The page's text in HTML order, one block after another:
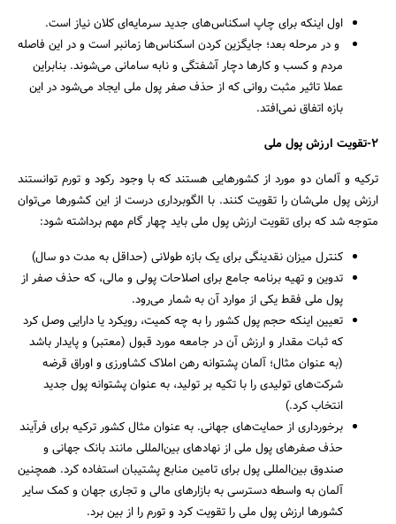
جستجو
اول اینکه برای چاپ اسکناس‌های جدید سرمایه‌ای کلان نیاز است.
و در مرحله بعد؛ جایگزین کردن اسکناس‌ها زمانبر است و در این فاصله
مردم و کسب و کارها دچار آشفتگی و نابه سامانی می‌شوند. بنابراین
عملا تاثیر مثبت روانی که از حذف صفر پول ملی ایجاد می‌شود در این
بازه اتفاق نمی‌افتد.
2-تقویت ارزش پول ملی
ترکیه و آلمان دو مورد از کشورهایی هستند که با وجود رکود و تورم توانستند
ارزش پول ملی‌شان را تقویت کنند. با الگوبرداری درست از این کشورها می‌توان
متوجه شد که برای تقویت ارزش پول ملی باید چهار گام مهم برداشته شود:
کنترل میزان نقدینگی برای یک بازه طولانی (حداقل به مدت دو سال)
تدوین و تهیه برنامه جامع برای اصلاحات پولی و مالی، که حذف صفر از
پول ملی فقط یکی از موارد آن به شمار می‌رود.
تعیین اینکه حجم پول کشور را به چه کمیت، رویکرد یا دارایى وصل کرد
که ثبات مقدار و ارزش آن در جامعه مورد قبول (معتبر) و پایدار باشد
(به عنوان مثال؛ آلمان پشتوانه رهن املاک کشاورزى و اوراق قرضه
شرکت‌هاى تولیدى را با تکیه بر تولید، به عنوان پشتوانه پول جدید
انتخاب کرد.)
برخورداری از حمایت‌های جهانی. به عنوان مثال کشور ترکیه برای فرآیند
حذف صفرهای پول ملی از نهادهاى بین‌المللى مانند بانک جهانى و
صندوق بین‌المللی پول براى تامین منابع پشتیبان استفاده کرد. همچنین
آلمان به واسطه دسترسی به بازارهای مالی و تجاری جهان و کمک سایر
کشورها ارزش پول ملی را تقویت کرد و تورم را از بین برد.